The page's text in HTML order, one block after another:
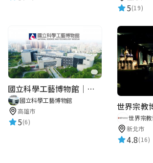
5(19)
國立科學工藝博物館｜華語智慧導覽
國立科學工藝博物館
高雄市
5(6)
世界宗教
世界宗
新北市
4.8(16)